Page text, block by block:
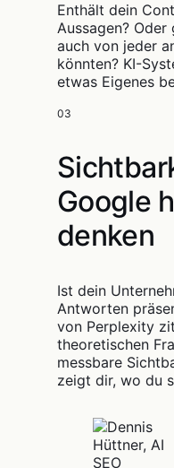
Enthält dein
Aussagen?
auch von jeder
könnten? KI-
etwas Eigenes
03
Google
denken
Ist dein
Antworten
von Perplexity
theoretischen
messbare
zeigt dir, wo du